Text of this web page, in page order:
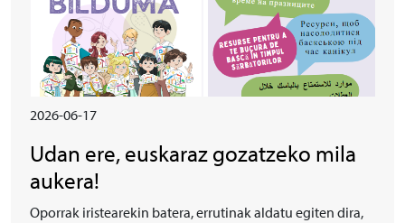
2026-06-17
Udan ere, euskaraz gozatzeko mila
aukera!
Oporrak iristearekin batera, errutinak aldatu egiten dira,